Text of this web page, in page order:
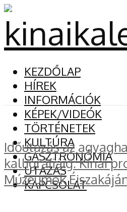
KEZDŐLAP
HÍREK
INFORMÁCIÓK
KÉPEK/VIDEÓK
TÖRTÉNETEK
KULTÚRA
GASZTRONÓMIA
UTAZÁS
KAPCSOLAT
Időutazás az
kalligráfiáig: Kínai
Múzeumok